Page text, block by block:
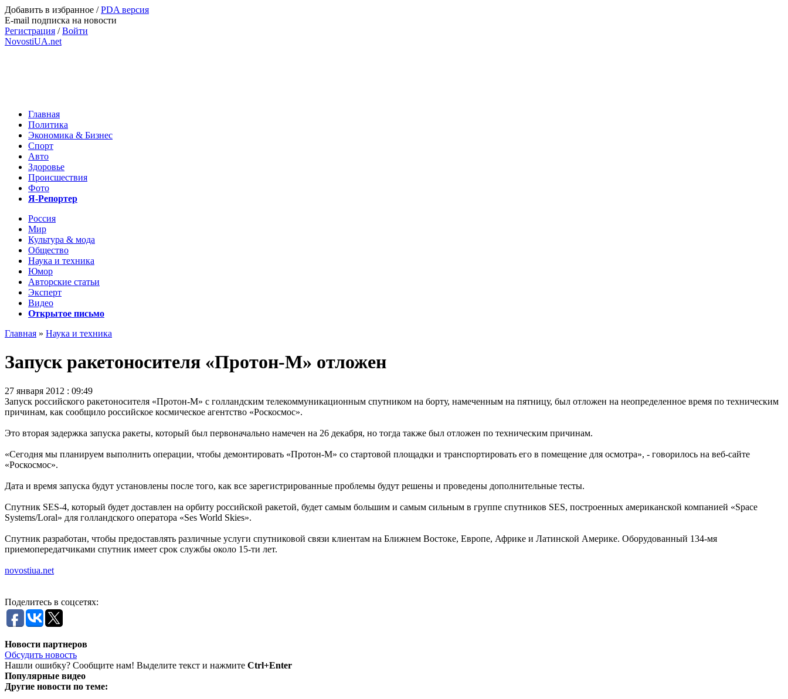
Добавить в избранное /PDA версия
E-mail подписка на новости
Регистрация /Войти
NovostiUA.net
Главная
Политика
Экономика & Бизнес
Спорт
Авто
Здоровье
Происшествия
Фото
Я-Репортер
Россия
Мир
Культура & мода
Общество
Наука и техника
Юмор
Авторские статьи
Эксперт
Видео
Открытое письмо
Главная » Наука и техника
Запуск ракетоносителя «Протон-М» отложен
27 января 2012 : 09:49
Запуск российского ракетоносителя «Протон-М» с голландским телекоммуникационным спутником на борту, намеченным на пятницу, был отложен на неопределенное время по техническим
причинам, как сообщило российское космическое агентство «Роскосмос».
Это вторая задержка запуска ракеты, который был первоначально намечен на 26 декабря, но тогда также был отложен по техническим причинам.
«Сегодня мы планируем выполнить операции, чтобы демонтировать «Протон-М» со стартовой площадки и транспортировать его в помещение для осмотра», - говорилось на веб-сайте
«Роскосмос».
Дата и время запуска будут установлены после того, как все зарегистрированные проблемы будут решены и проведены дополнительные тесты.
Спутник SES-4, который будет доставлен на орбиту российской ракетой, будет самым большим и самым сильным в группе спутников SES, построенных американской компанией «Space
Systems/Loral» для голландского оператора «Ses World Skies».
Спутник разработан, чтобы предоставлять различные услуги спутниковой связи клиентам на Ближнем Востоке, Европе, Африке и Латинской Америке. Оборудованный 134-мя
приемопередатчиками спутник имеет срок службы около 15-ти лет.
novostiua.net
Поделитесь в соцсетях:
Новости партнеров
Обсудить новость
Нашли ошибку? Сообщите нам! Выделите текст и нажмите Ctrl+Enter
Популярные видео
Другие новости по теме: